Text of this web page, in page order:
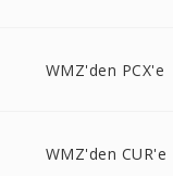
WMZ'den PCX'e
WMZ'den CUR'e